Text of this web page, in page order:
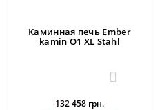
Каминная печь Ember
kamin O1 XL Stahl
0
132 458 грн.